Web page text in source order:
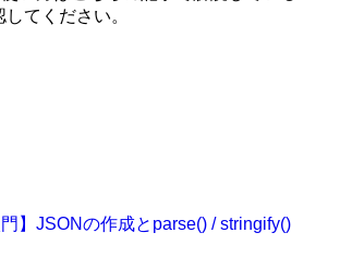
てください。
門】JSONの作成とparse() / stringify()